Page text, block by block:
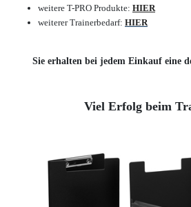
weitere T-PRO Produkte: HIER
weiterer Trainerbedarf: HIER
Sie erhalten bei jedem Einkauf eine
Viel Erfolg beim